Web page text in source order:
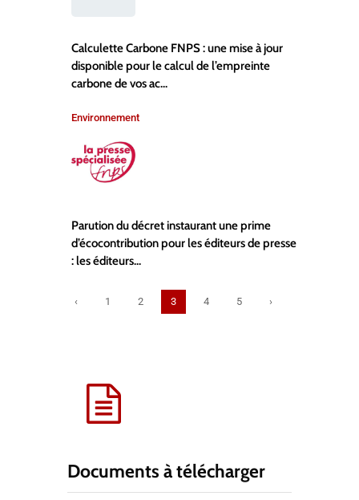
Calculette Carbone FNPS : une mise à jour
disponible pour le calcul de l’empreinte
carbone de vos ac...
Parution du décret instaurant une prime
d’écocontribution pour les éditeurs de presse
: les éditeurs...
Environnement
‹ 1 2 3 4 5 ›
Documents à télécharger